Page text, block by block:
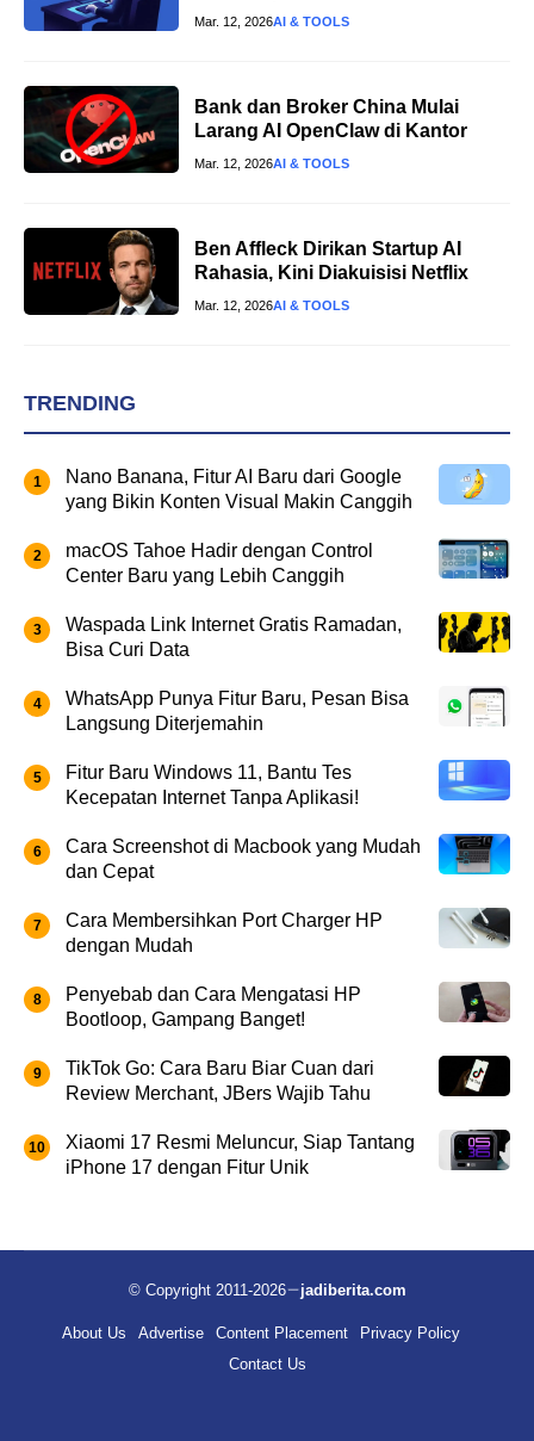
Mar. 12, 2026AI & TOOLS
Bank dan Broker China Mulai
Larang AI OpenClaw di Kantor
Mar. 12, 2026AI & TOOLS
Ben Affleck Dirikan Startup AI
Rahasia, Kini Diakuisisi Netflix
Mar. 12, 2026AI & TOOLS
TRENDING
Nano Banana, Fitur AI Baru dari Google
yang Bikin Konten Visual Makin Canggih
macOS Tahoe Hadir dengan Control
Center Baru yang Lebih Canggih
Waspada Link Internet Gratis Ramadan,
Bisa Curi Data
WhatsApp Punya Fitur Baru, Pesan Bisa
Langsung Diterjemahin
Fitur Baru Windows 11, Bantu Tes
Kecepatan Internet Tanpa Aplikasi!
Cara Screenshot di Macbook yang Mudah
dan Cepat
Cara Membersihkan Port Charger HP
dengan Mudah
Penyebab dan Cara Mengatasi HP
Bootloop, Gampang Banget!
TikTok Go: Cara Baru Biar Cuan dari
Review Merchant, JBers Wajib Tahu
Xiaomi 17 Resmi Meluncur, Siap Tantang
iPhone 17 dengan Fitur Unik
© Copyright 2011-2026 jadiberita.com
About Us Advertise Content Placement
Privacy Policy
Contact Us